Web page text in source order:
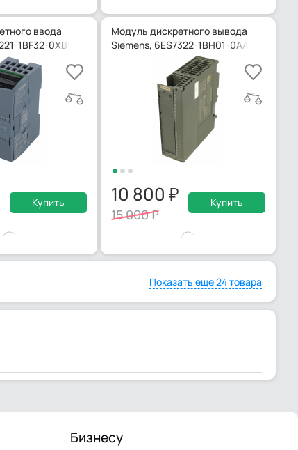
ввода
1BF32-0XB0
Купить
Модуль дискретного вывода
Siemens, 6ES7322-1BH01-0AA0
10 800
15 000
Купить
Показать еще 24 товара
Бизнесу